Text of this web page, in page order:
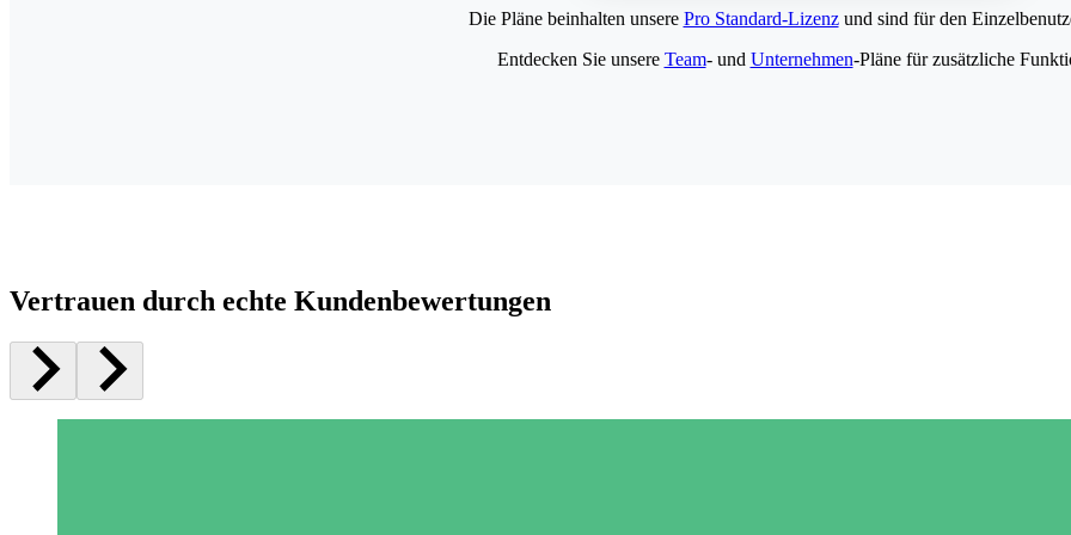
Die Pläne beinhalten unsere Pro Standard-Lizenzund sind für den
Entdecken Sie unsere Team- und Unternehmen-Pläne für zusätzliche
Vertrauen durch echte Kundenbewertungen